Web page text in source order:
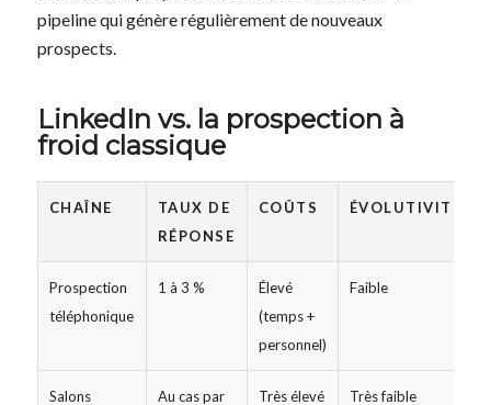
pipeline qui génère régulièrement de nouveaux
prospects.
LinkedIn vs. la prospection à
froid classique
CHAÎNE
TAUX DE
RÉPONSE
COÛTS ÉVOLUTIVITÉ
Prospection
téléphonique
1 à 3 %
Élevé
(temps +
personnel)
Faible
Salons
Au cas par
Très élevé Très faible